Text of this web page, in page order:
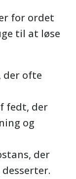
for ordet
til at løse
der ofte
fedt, der
og
der